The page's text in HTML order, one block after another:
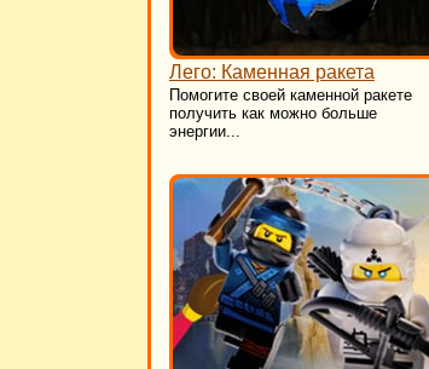
Лего: Каменная ракета
Помогите своей каменной ракете
получить как можно больше
энергии...